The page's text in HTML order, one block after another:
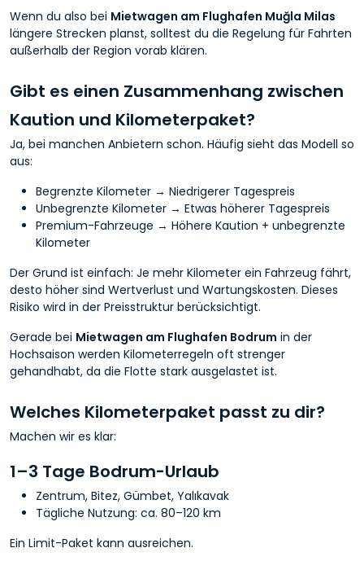
Wenn du also bei Mietwagen am Flughafen Muğla Milas
längere Strecken planst, solltest du die Regelung für Fahrten
außerhalb der Region vorab klären.
Gibt es einen Zusammenhang zwischen
Kaution und Kilometerpaket?
Ja, bei manchen Anbietern schon. Häufig sieht das Modell so
aus:
Begrenzte Kilometer → Niedrigerer Tagespreis
Unbegrenzte Kilometer → Etwas höherer Tagespreis
Premium-Fahrzeuge → Höhere Kaution + unbegrenzte
Kilometer
Der Grund ist einfach: Je mehr Kilometer ein Fahrzeug fährt,
desto höher sind Wertverlust und Wartungskosten. Dieses
Risiko wird in der Preisstruktur berücksichtigt.
Gerade bei Mietwagen am Flughafen Bodrum in der
Hochsaison werden Kilometerregeln oft strenger
gehandhabt, da die Flotte stark ausgelastet ist.
Welches Kilometerpaket passt zu dir?
Machen wir es klar:
1–3 Tage Bodrum-Urlaub
Zentrum, Bitez, Gümbet, Yalıkavak
Tägliche Nutzung: ca. 80–120 km
Ein Limit-Paket kann ausreichen.